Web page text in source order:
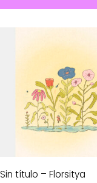
Sin título – Florsitya